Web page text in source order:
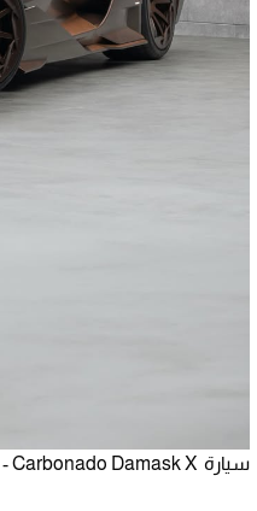
سيارة Carbonado Damask X - المصدر: حساب mansory - على منصة instagram